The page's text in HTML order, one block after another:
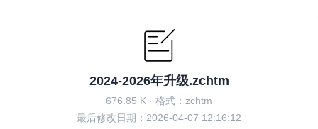
2024-2026年升级.zchtm
676.85 K · 格式：zchtm
最后修改日期：2026-04-07 12:16:12